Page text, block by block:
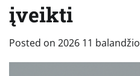
įveikti
Posted on 2026 11 balandžio